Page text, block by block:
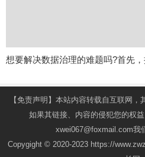
想要解决数据治理的难题吗?首先
【免责声明】本站内容转载自互联网，
如果其链接、内容的侵犯您的权
xwei067@foxmail.com我
Copygight © 2020-2023 https://